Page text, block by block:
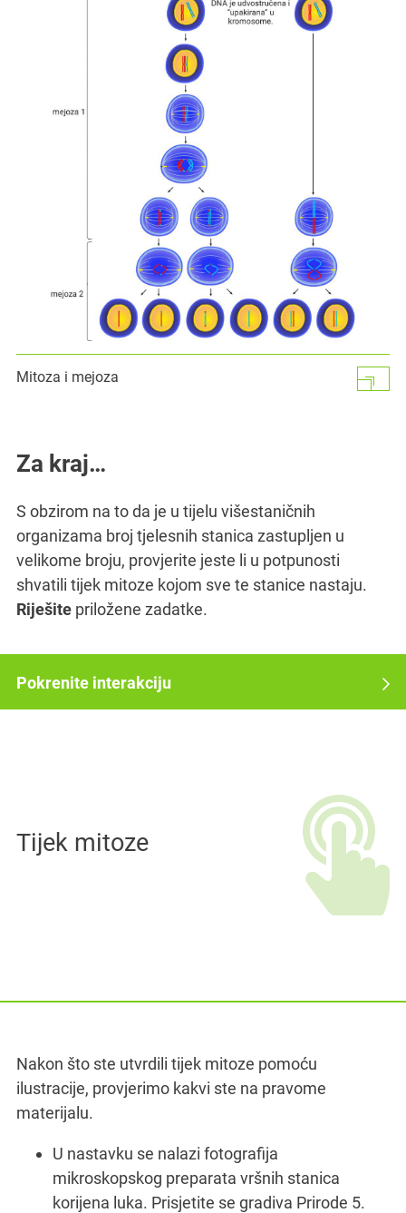
Mitoza i mejoza
Za kraj…
S obzirom na to da je u tijelu višestaničnih
organizama broj tjelesnih stanica zastupljen u
velikome broju, provjerite jeste li u potpunosti
shvatili tijek mitoze kojom sve te stanice nastaju.
Riješite priložene zadatke.
Pokrenite interakciju
Tijek mitoze
1.
Nakon što ste utvrdili tijek mitoze pomoću
ilustracije, provjerimo kakvi ste na pravome
materijalu.
U nastavku se nalazi fotografija
mikroskopskog preparata vršnih stanica
korijena luka. Prisjetite se gradiva Prirode 5.